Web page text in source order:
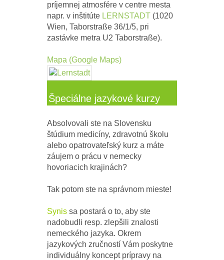
príjemnej atmosfére v centre mesta
napr. v inštitúte LERNSTADT (1020
Wien, Taborstraße 36/1/5, pri
zastávke metra U2 Taborstraße).
Mapa (Google Maps)
Špeciálne jazykové kurzy
Absolvovali ste na Slovensku
štúdium medicíny, zdravotnú školu
alebo opatrovateľský kurz a máte
záujem o prácu v nemecky
hovoriacich krajinách?
Tak potom ste na správnom mieste!
Synis sa postará o to, aby ste
nadobudli resp. zlepšili znalosti
nemeckého jazyka. Okrem
jazykových zručností Vám poskytne
individuálny koncept prípravy na